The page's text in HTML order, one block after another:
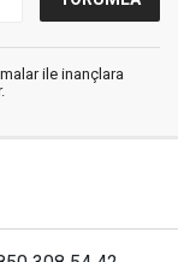
ile inançlara